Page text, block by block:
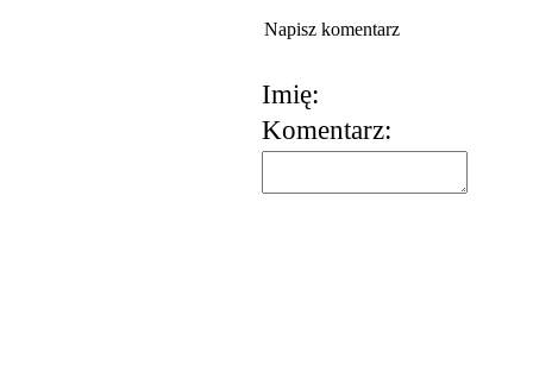
Napisz komentarz
Imię:
Komentarz: